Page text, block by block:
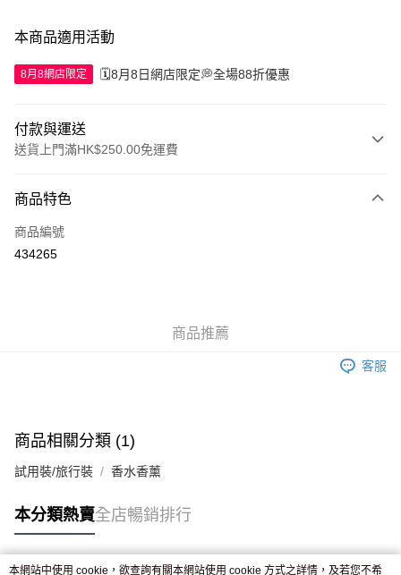
本商品適用活動
8月8網店限定 🗓️8月8日網店限定💭全場88折優惠
付款與運送
送貨上門滿HK$250.00免運費
信用卡
Apple Pay
付款後門市自取，訂單確認後2-4個工作天到店，7天內取。逾期後
商品特色
商品編號
434265
商品推薦
客服
商品相關分類 (1)
試用裝/旅行裝 香水香薰
本分類熱賣全店暢銷排行
本網站中使用 cookie，欲查詢有關本網站使用 cookie 方式之詳情，及若您不希